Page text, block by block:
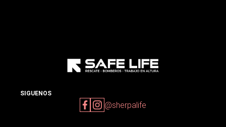
SIGUENOS
@sherpalife